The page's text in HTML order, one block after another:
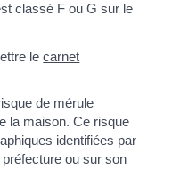
classé F ou G sur le
lecarnet
de mérule
la maison. Ce risque
identifiées par
ou sur son